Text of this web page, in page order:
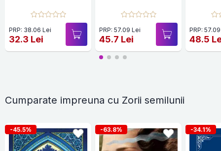
PRP: 38.06 Lei
32.3 Lei
PRP: 57.09 Lei
45.7 Lei
PRP:
48.5
Cumparate impreuna cu Zorii semilunii
-45.5% -63.8% -34.1%